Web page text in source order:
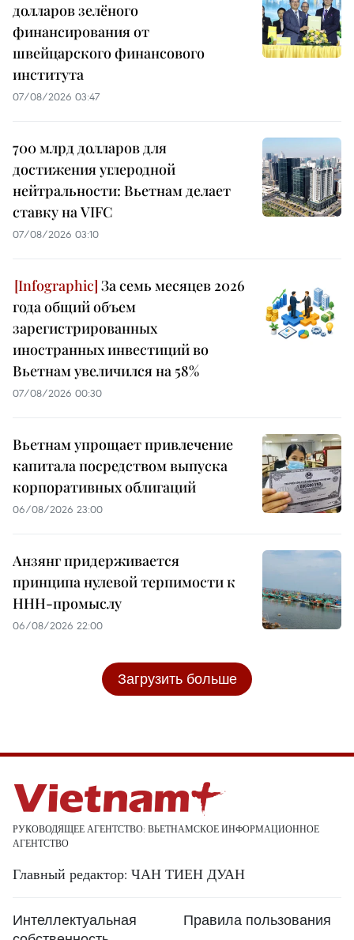
долларов зелёного
финансирования от
швейцарского финансового
института
07/08/2026 03:47
700 млрд долларов для
достижения углеродной
нейтральности: Вьетнам делает
ставку на VIFC
07/08/2026 03:10
За семь месяцев 2026
года общий объем
зарегистрированных
иностранных инвестиций во
Вьетнам увеличился на 58%
07/08/2026 00:30
Вьетнам упрощает привлечение
капитала посредством выпуска
корпоративных облигаций
06/08/2026 23:00
Анзянг придерживается
принципа нулевой терпимости к
ННН-промыслу
06/08/2026 22:00
Загрузить больше
РУКОВОДЯЩЕЕ АГЕНТСТВО: ВЬЕТНАМСКОЕ ИНФОРМАЦИОННОЕ
АГЕНТСТВО
Главный редактор: ЧАН ТИЕН ДУАН
Интеллектуальная
Правила пользования